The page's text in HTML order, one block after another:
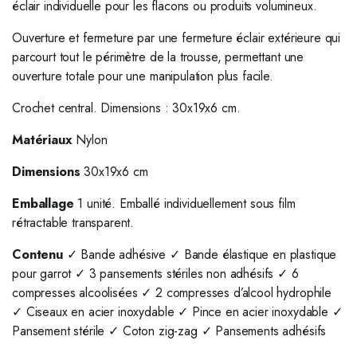
éclair individuelle pour les flacons ou produits volumineux.
Ouverture et fermeture par une fermeture éclair extérieure qui
parcourt tout le périmètre de la trousse, permettant une
ouverture totale pour une manipulation plus facile.
Crochet central. Dimensions : 30x19x6 cm.
MatériauxNylon
Dimensions 30x19x6 cm
Emballage 1 unité. Emballé individuellement sous film
rétractable transparent.
Contenu✓ Bande adhésive ✓ Bande élastique en plastique
pour garrot ✓ 3 pansements stériles non adhésifs ✓ 6
compresses alcoolisées ✓ 2 compresses d’alcool hydrophile
✓ Ciseaux en acier inoxydable ✓ Pince en acier inoxydable ✓
Pansement stérile ✓ Coton zig-zag ✓ Pansements adhésifs